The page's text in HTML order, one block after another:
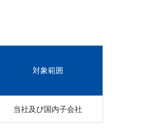
対象範囲
当社及び国内子会社